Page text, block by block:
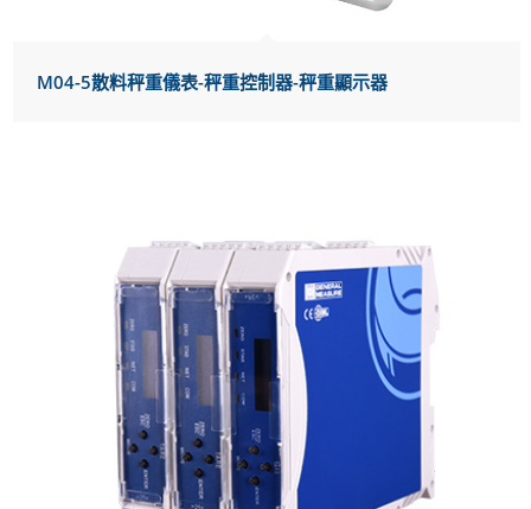
M04-5散料秤重儀表-秤重控制器-秤重顯示器